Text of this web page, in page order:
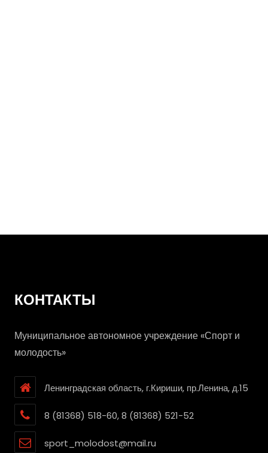
КОНТАКТЫ
Муниципальное автономное учреждение «Спорт и
молодость»
Ленинградская область, г.Кириши, пр.Ленина, д.15
8 (81368) 518-60, 8 (81368) 521-52
sport_molodost@mail.ru